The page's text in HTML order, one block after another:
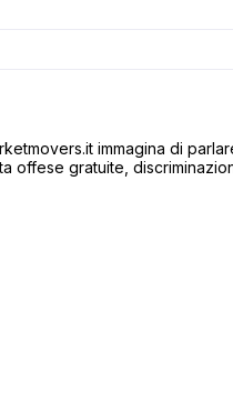
immagina di
offese gratuite,